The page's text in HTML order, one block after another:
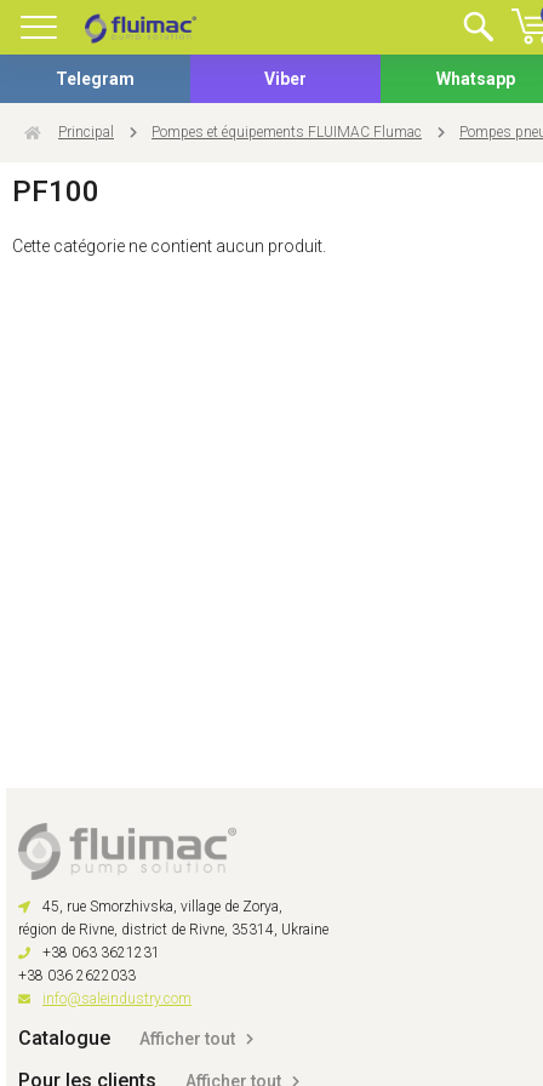
Telegram Viber Whatsapp
Principal Pompes et équipements FLUIMAC Flumac Pompes
PF100
Cette catégorie ne contient aucun produit.
45, rue Smorzhivska, village de Zorya,
région de Rivne, district de Rivne, 35314, Ukraine
+38 063 3621231
+38 036 2622033
info@saleindustry.com
Catalogue Afficher tout
Pour les clients Afficher tout